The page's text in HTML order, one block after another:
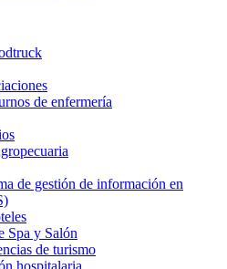
de enfermería
de gestión de información en
Spa y Salón
de turismo